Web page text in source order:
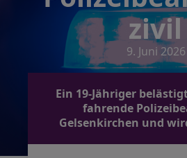
zivil
9. Juni 2026
Ein 19-Jähriger
fahrende
Gelsenkirchen und